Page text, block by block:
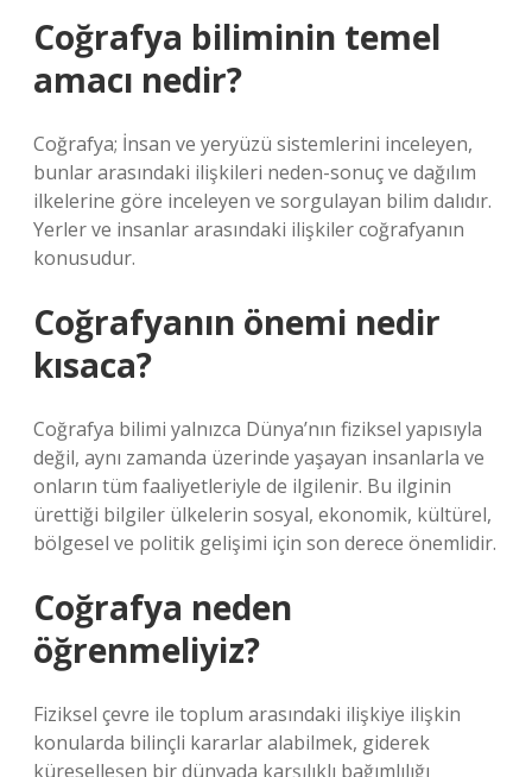
Coğrafya biliminin temel
amacı nedir?
Coğrafya; İnsan ve yeryüzü sistemlerini inceleyen,
bunlar arasındaki ilişkileri neden-sonuç ve dağılım
ilkelerine göre inceleyen ve sorgulayan bilim dalıdır.
Yerler ve insanlar arasındaki ilişkiler coğrafyanın
konusudur.
Coğrafyanın önemi nedir
kısaca?
Coğrafya bilimi yalnızca Dünya’nın fiziksel yapısıyla
değil, aynı zamanda üzerinde yaşayan insanlarla ve
onların tüm faaliyetleriyle de ilgilenir. Bu ilginin
ürettiği bilgiler ülkelerin sosyal, ekonomik, kültürel,
bölgesel ve politik gelişimi için son derece önemlidir.
Coğrafya neden
öğrenmeliyiz?
Fiziksel çevre ile toplum arasındaki ilişkiye ilişkin
konularda bilinçli kararlar alabilmek, giderek
küreselleşen bir dünyada karşılıklı bağımlılığı